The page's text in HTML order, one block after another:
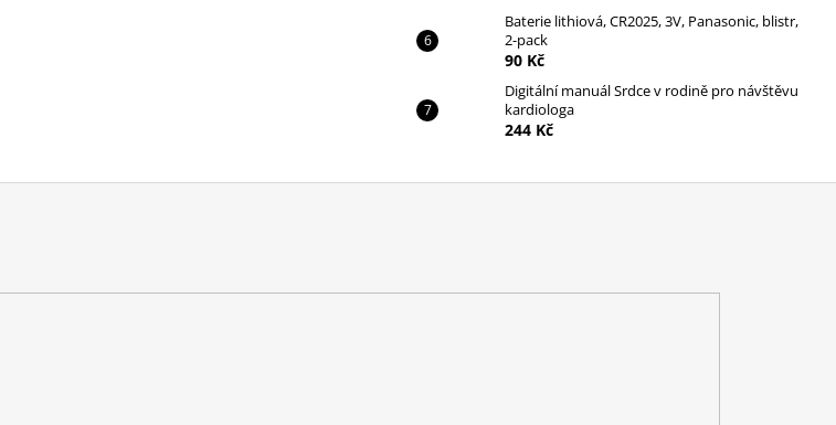
Baterie lithiová, CR2025, 3V, Panasonic, blistr,
2-pack
90 Kč
Digitální manuál Srdce v rodině pro návštěvu
kardiologa​
244 Kč